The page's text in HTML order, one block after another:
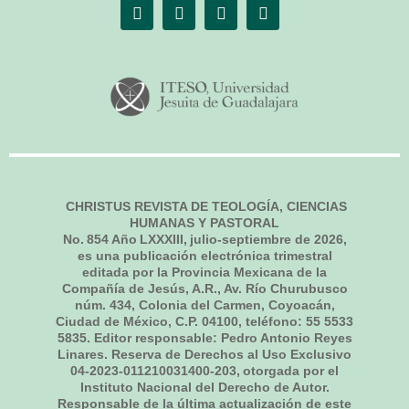
CHRISTUS REVISTA DE TEOLOGÍA, CIENCIAS
HUMANAS Y PASTORAL
No. 854Año LXXXIII, julio-septiembre de 2026,
es una publicación electrónica trimestral
editada por la Provincia Mexicana de la
Compañía de Jesús, A.R., Av. Río Churubusco
núm. 434, Colonia del Carmen, Coyoacán,
Ciudad de México, C.P. 04100, teléfono: 55 5533
5835. Editor responsable: Pedro Antonio Reyes
Linares. Reserva de Derechos al Uso Exclusivo
04-2023-011210031400-203, otorgada por el
Instituto Nacional del Derecho de Autor.
Responsable de la última actualización de este